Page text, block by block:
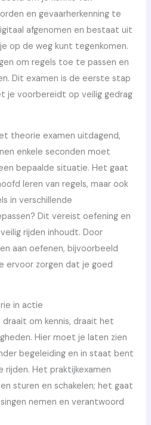
en gevaarherkenning te
afgenomen en bestaat uit
op de weg kunt tegenkomen.
om regels toe te passen en
Dit examen is de eerste stap
je voorbereidt op veilig gedrag
theorie examen uitdagend,
enkele seconden moet
bepaalde situatie. Het gaat
leren van regels, maar ook
in verschillende
Dit vereist oefening en
rijden inhoudt. Door
aan oefenen, bijvoorbeeld
ervoor zorgen dat je goed
in actie
om kennis, draait het
Hier moet je laten zien
begeleiding en in staat bent
rijden. Het praktijkexamen
sturen en schakelen; het gaat
nemen en verantwoord